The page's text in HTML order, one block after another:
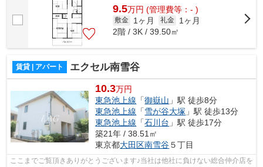
9.5万円 (管理費等：- )
敷金 1ヶ月 礼金
1ヶ月
2階 / 3K / 39.50㎡
賃貸 | アパート エクセル南雪谷
10.3万円
東急池上線 「御嶽山 」駅 徒歩8分
東急池上線 「雪が谷大塚 」駅 徒歩13分
東急池上線 「石川台 」駅 徒歩17分
築21年 / 38.51㎡
東京都大田区南雪谷５丁目
ここまでご覧頂きありがとうございます♪当社は他社に負けない総合仲介店を